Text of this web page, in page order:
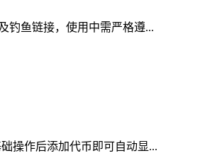
钓鱼链接，使用中需严格遵...
操作后添加代币即可自动显...